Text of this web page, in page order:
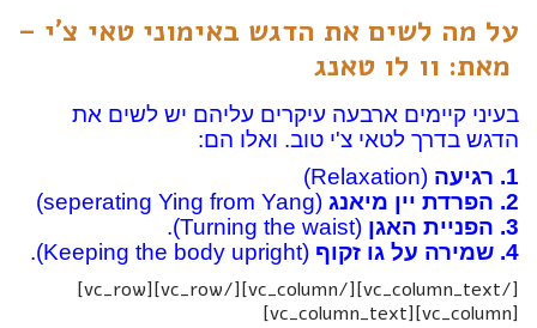
על מה לשים את הדגש באימוני טאי צ’י –
מאת: וו לו טאנג
בעיני קיימים ארבעה עיקרים עליהם יש לשים את
הדגש בדרך לטאי צ'י טוב. ואלו הם:
1. רגיעה
(Relaxation)
2. הפרדת יין מיאנג
(seperating Ying from Yang)
3. הפניית האגן
(Turning the waist).
4. שמירה על גו זקוף
(Keeping the body upright).
[/vc_column_text][/vc_column][/vc_row][vc_row]
[vc_column][vc_column_text]